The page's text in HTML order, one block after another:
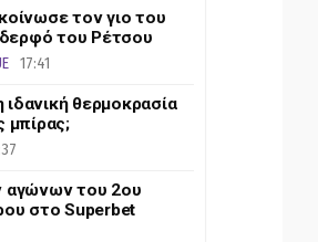
τον γιο του
του Ρέτσου
17:41
ιδανική θερμοκρασία
μπίρας;
αγώνων του 2ου
στο Superbet